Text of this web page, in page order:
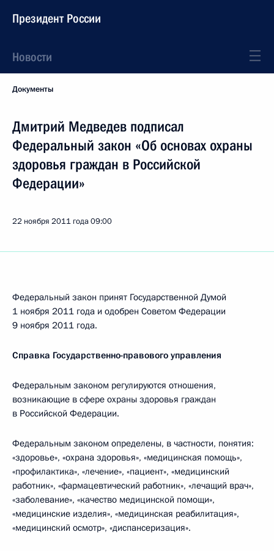
Президент России
Новости
Документы
Дмитрий Медведев подписал
Федеральный закон «Об основах охраны
здоровья граждан в Российской
Федерации»
22 ноября 2011 года09:00
Федеральный закон принят Государственной Думой
1 ноября 2011 года и одобрен Советом Федерации
9 ноября 2011 года.
Справка Государственно-правового управления
Федеральным законом регулируются отношения,
возникающие в сфере охраны здоровья граждан
в Российской Федерации.
Федеральным законом определены, в частности, понятия:
«здоровье», «охрана здоровья», «медицинская помощь»,
«профилактика», «лечение», «пациент», «медицинский
работник», «фармацевтический работник», «лечащий врач»,
«заболевание», «качество медицинской помощи»,
«медицинские изделия», «медицинская реабилитация»,
«медицинский осмотр», «диспансеризация».